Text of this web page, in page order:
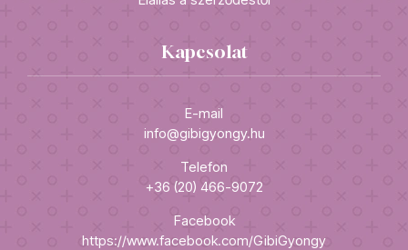
Kapcsolat
E-mail
info@gibigyongy.hu
Telefon
+36 (20) 466-9072
Facebook
https://www.facebook.com/GibiGyongy